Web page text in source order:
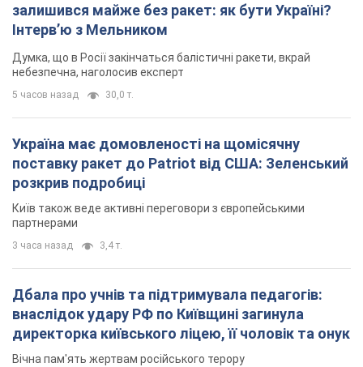
залишився майже без ракет: як бути Україні?
Інтерв’ю з Мельником
Думка, що в Росії закінчаться балістичні ракети, вкрай
небезпечна, наголосив експерт
5 часов назад 30,0 т.
Україна має домовленості на щомісячну
поставку ракет до Patriot від США: Зеленський
розкрив подробиці
Київ також веде активні переговори з європейськими
партнерами
3 часа назад 3,4 т.
Дбала про учнів та підтримувала педагогів:
внаслідок удару РФ по Київщині загинула
директорка київського ліцею, її чоловік та онук
Вічна пам'ять жертвам російського терору